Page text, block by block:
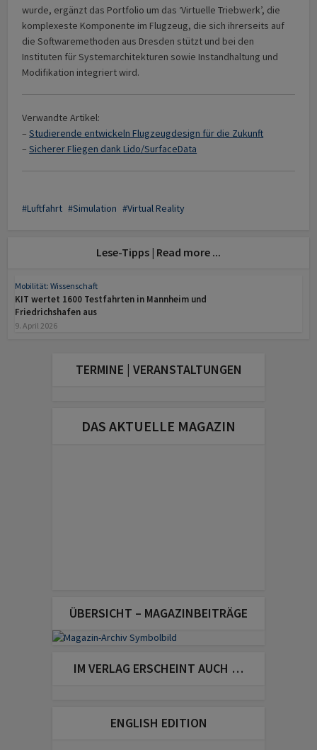
wurde, ergänzt das Portfolio um das ‘Virtuelle Triebwerk’, die
komplexeste Komponente im Flugzeug, die sich ihrerseits auf
die Softwaremethoden aus Dresden stützt und bei den
Instituten für Systemarchitekturen sowie Instandhaltung und
Modifikation integriert wird.
Verwandte Artikel:
–Studierende entwickeln Flugzeugdesign für die Zukunft
–Sicherer Fliegen dank Lido/SurfaceData
Luftfahrt Simulation Virtual Reality
Lese-Tipps | Read more ...
Mobilität: Wissenschaft
KIT wertet 1600 Testfahrten in Mannheim und
Friedrichshafen aus
9. April 2026
TERMINE | VERANSTALTUNGEN
DAS AKTUELLE MAGAZIN
ÜBERSICHT – MAGAZINBEITRÄGE
IM VERLAG ERSCHEINT AUCH …
ENGLISH EDITION